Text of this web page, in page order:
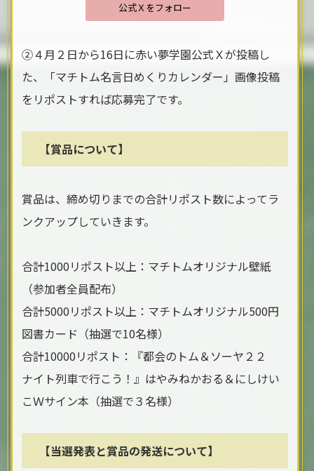
公式Ｘをフォロー
②４月２日から16日に赤い夢学園公式Ｘが投稿し
た、「マチトム名言日めくりカレンダー」画像投稿
をリポストすれば応募完了です。
【賞品について】
賞品は、締め切りまでの合計リポスト数によってラ
ンクアップしていきます。
合計1000リポスト以上：マチトムオリジナル壁紙
（参加者全員配布）
合計5000リポスト以上：マチトムオリジナル500円
図書カード（抽選で10名様）
合計10000リポスト：『都会のトム＆ソーヤ２２
ナイト列車で行こう！』はやみねかおる＆にしけい
こＷサイン本（抽選で３名様）
【当選発表と賞品の発送について】